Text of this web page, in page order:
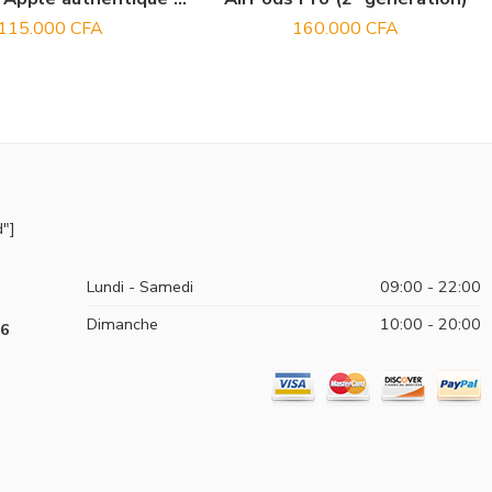
CFA 160.000 CFA
Lundi - Samedi
09:00 - 22:00
Dimanche
10:00 - 20:00